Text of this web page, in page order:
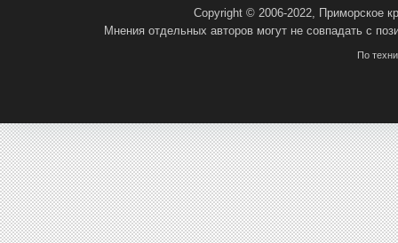
Copyright © 2006-2022, Приморское
Мнения отдельных авторов могут не совпадать с
По